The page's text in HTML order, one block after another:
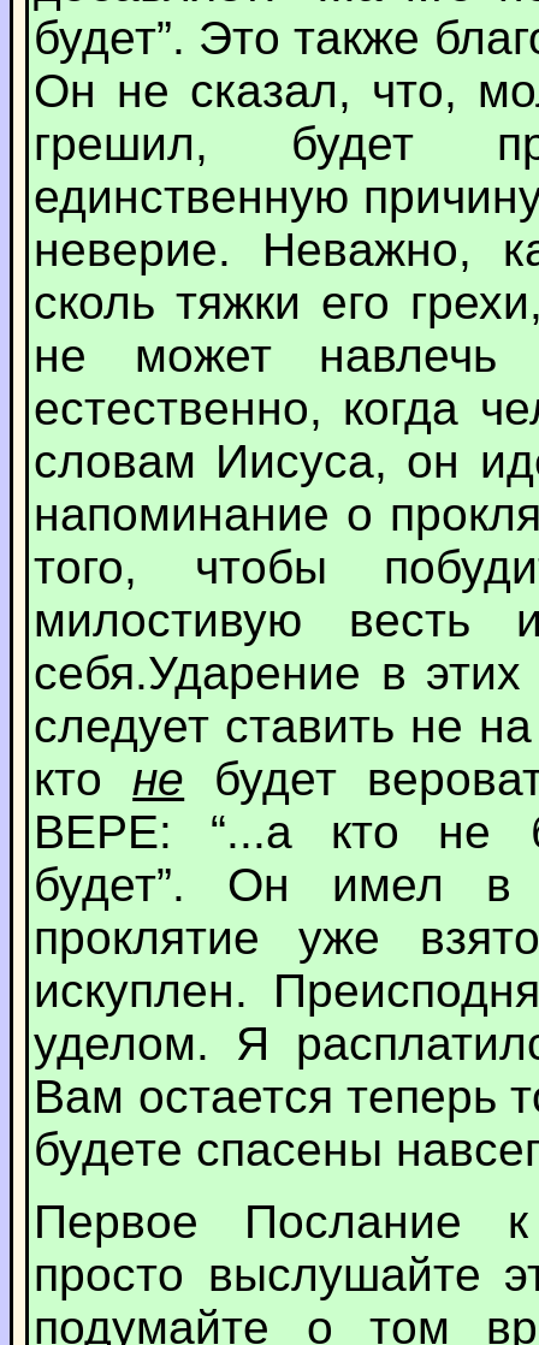
будет”. Это также
Он не сказал, что,
грешил, будет
единственную
неверие. Неважно,
сколь тяжки его
не может навлечь
естественно, когда
словам Иисуса, он
напоминание о
того, чтобы
милостивую весть
себя.Ударение в
следует ставить не
кто не будет
ВЕРЕ: “...а кто не
будет”. Он имел в
проклятие уже
искуплен.
уделом. Я
Вам остается теперь
будете спасены
Первое Послание
просто выслушайте
подумайте о том